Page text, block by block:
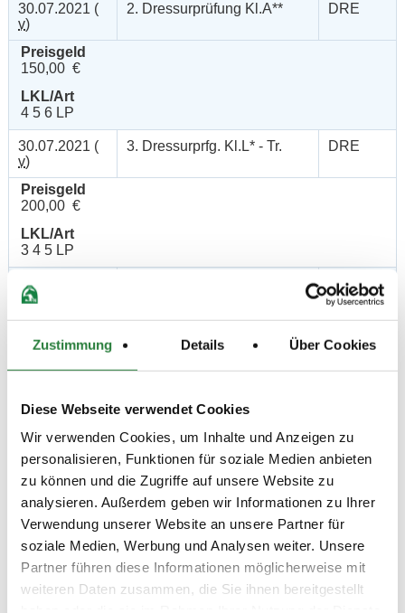
Zustimmung Details Über Cookies
Diese Webseite verwendet Cookies
Wir verwenden Cookies, um Inhalte und Anzeigen zu
personalisieren, Funktionen für soziale Medien anbieten
zu können und die Zugriffe auf unsere Website zu
analysieren. Außerdem geben wir Informationen zu Ihrer
Verwendung unserer Website an unsere Partner für
soziale Medien, Werbung und Analysen weiter. Unsere
Partner führen diese Informationen möglicherweise mit
weiteren Daten zusammen, die Sie ihnen bereitgestellt
30.07.2021 (
v)
2. Dressurprüfung Kl.A** DRE
Preisgeld
150,00 €
LKL/Art
4 5 6 LP
30.07.2021 (
v)
3. Dressurprfg. Kl.L* - Tr. DRE
Preisgeld
200,00 €
LKL/Art
3 4 5 LP
30.07.2021 (
n)
DRE
200,00 €
LKL/Art
n)
Preisgeld
300,00 €
LKL/Art
2 3 4 LP
v)
6. Reitpferdeprüfung